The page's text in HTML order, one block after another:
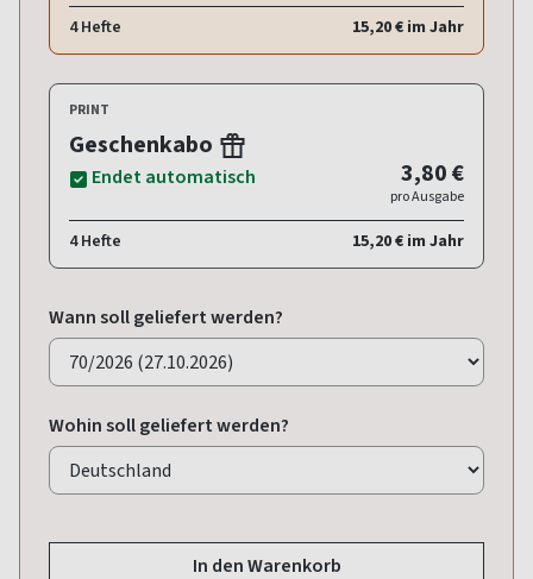
4 Hefte 15,20 € im Jahr
PRINT
Geschenkabo
Endet automatisch 3,80 €
pro Ausgabe
4 Hefte 15,20 € im Jahr
Wann soll geliefert werden?
Wohin soll geliefert werden?
In den Warenkorb